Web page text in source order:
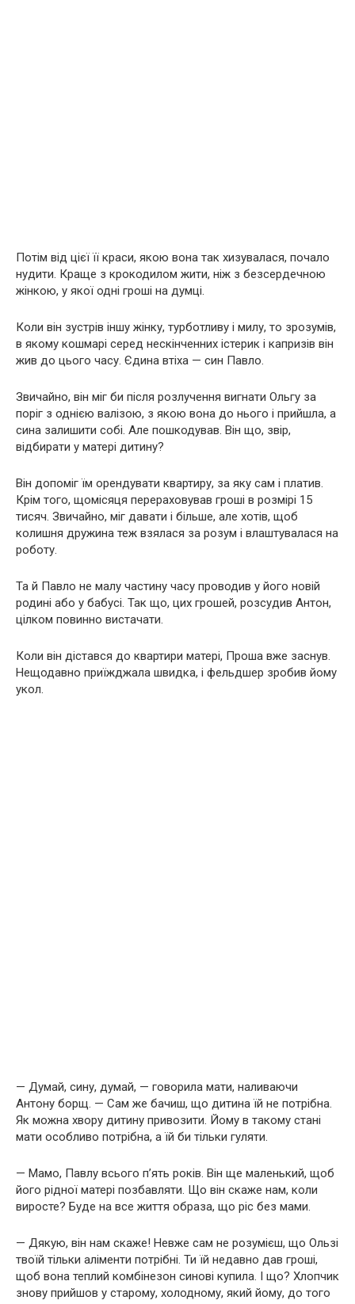
Потім від цієї її краси, якою вона так хизувалася, почало
нудити. Краще з крокодилом жити, ніж з безсердечною
жінкою, у якої одні гроші на думці.
Коли він зустрів іншу жінку, турботливу і милу, то зрозумів,
в якому кошмарі серед нескінченних істерик і капризів він
жив до цього часу. Єдина втіха — син Павло.
Звичайно, він міг би після розлучення вигнати Ольгу за
поріг з однією валізою, з якою вона до нього і прийшла, а
сина залишити собі. Але пошкодував. Він що, звір,
відбирати у матері дитину?
Він допоміг їм орендувати квартиру, за яку сам і платив.
Крім того, щомісяця перераховував гроші в розмірі 15
тисяч. Звичайно, міг давати і більше, але хотів, щоб
колишня дружина теж взялася за розум і влаштувалася на
роботу.
Та й Павло не малу частину часу проводив у його новій
родині або у бабусі. Так що, цих грошей, розсудив Антон,
цілком повинно вистачати.
Коли він дістався до квартири матері, Проша вже заснув.
Нещодавно приїжджала швидка, і фельдшер зробив йому
укол.
— Думай, сину, думай, — говорила мати, наливаючи
Антону борщ. — Сам же бачиш, що дитина їй не потрібна.
Як можна хвору дитину привозити. Йому в такому стані
мати особливо потрібна, а їй би тільки гуляти.
— Мамо, Павлу всього п’ять років. Він ще маленький, щоб
його рідної матері позбавляти. Що він скаже нам, коли
виросте? Буде на все життя образа, що ріс без мами.
— Дякую, він нам скаже! Невже сам не розумієш, що Ользі
твоїй тільки аліменти потрібні. Ти їй недавно дав гроші,
щоб вона теплий комбінезон синові купила. І що? Хлопчик
знову прийшов у старому, холодному, який йому, до того